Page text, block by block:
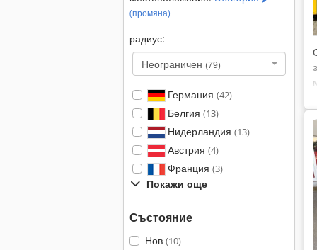
(промяна)
радиус:
Неограничен (79)
Германия (42)
Белгия (13)
Нидерландия (13)
Австрия (4)
Франция (3)
Покажи още
Състояние
Нов (10)